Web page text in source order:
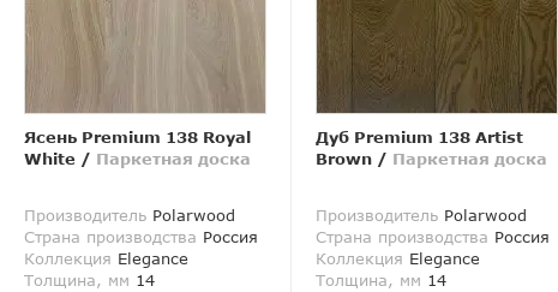
Ясень Premium 138 Royal
White / Паркетная доска
Производитель Polarwood
Страна производства Россия
Коллекция Elegance
Толщина, мм 14
Дуб Premium 138 Artist
Brown/ Паркетная доска
ПроизводительPolarwood
Страна производства Россия
Коллекция Elegance
Толщина, мм 14